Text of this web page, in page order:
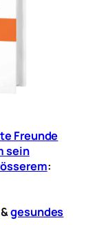
Freunde
sein
:
gesundes